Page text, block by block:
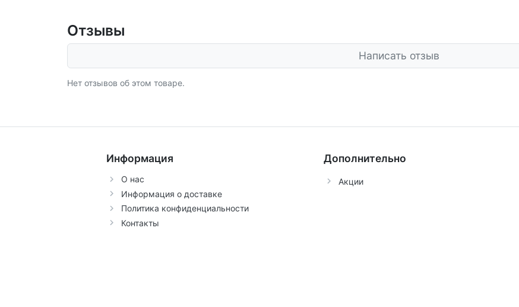
Отзывы
Написать отзыв
Нет отзывов об этом товаре.
Информация
О нас
Информация о доставке
Политика конфиденциальности
Контакты
Дополнительно
Акции